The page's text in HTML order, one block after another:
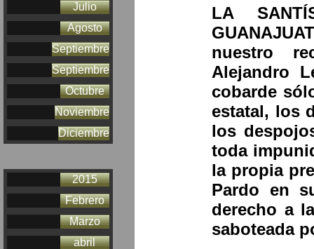
Julio
Agosto
Septiembre
Septiembre
Octubre
Noviembre
Diciembre
2015
Febrero
Marzo
abril
LA
nuestro
Alejandro
cobarde
estatal, los
los
toda
la propia
Pardo en
derecho a
saboteada